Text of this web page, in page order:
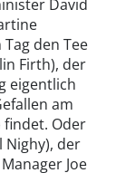
David
den Tee
Firth), der
eigentlich
am
findet. Oder
Nighy), der
Joe